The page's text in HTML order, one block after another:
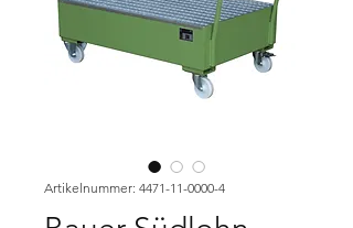
Artikelnummer: 4471-11-0000-4